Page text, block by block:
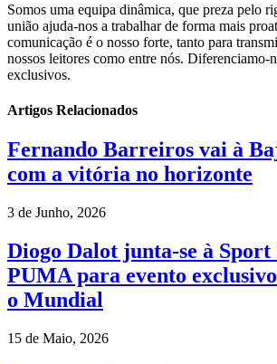
Somos uma equipa dinâmica, que preza pelo
união ajuda-nos a trabalhar de forma mais
comunicação é o nosso forte, tanto para
nossos leitores como entre nós. Diferenciamo-
exclusivos.
Artigos Relacionados
Fernando Barreiros vai à
com a vitória no horizonte
3 de Junho, 2026
Diogo Dalot junta-se à Sport
PUMA para evento
o Mundial
15 de Maio, 2026